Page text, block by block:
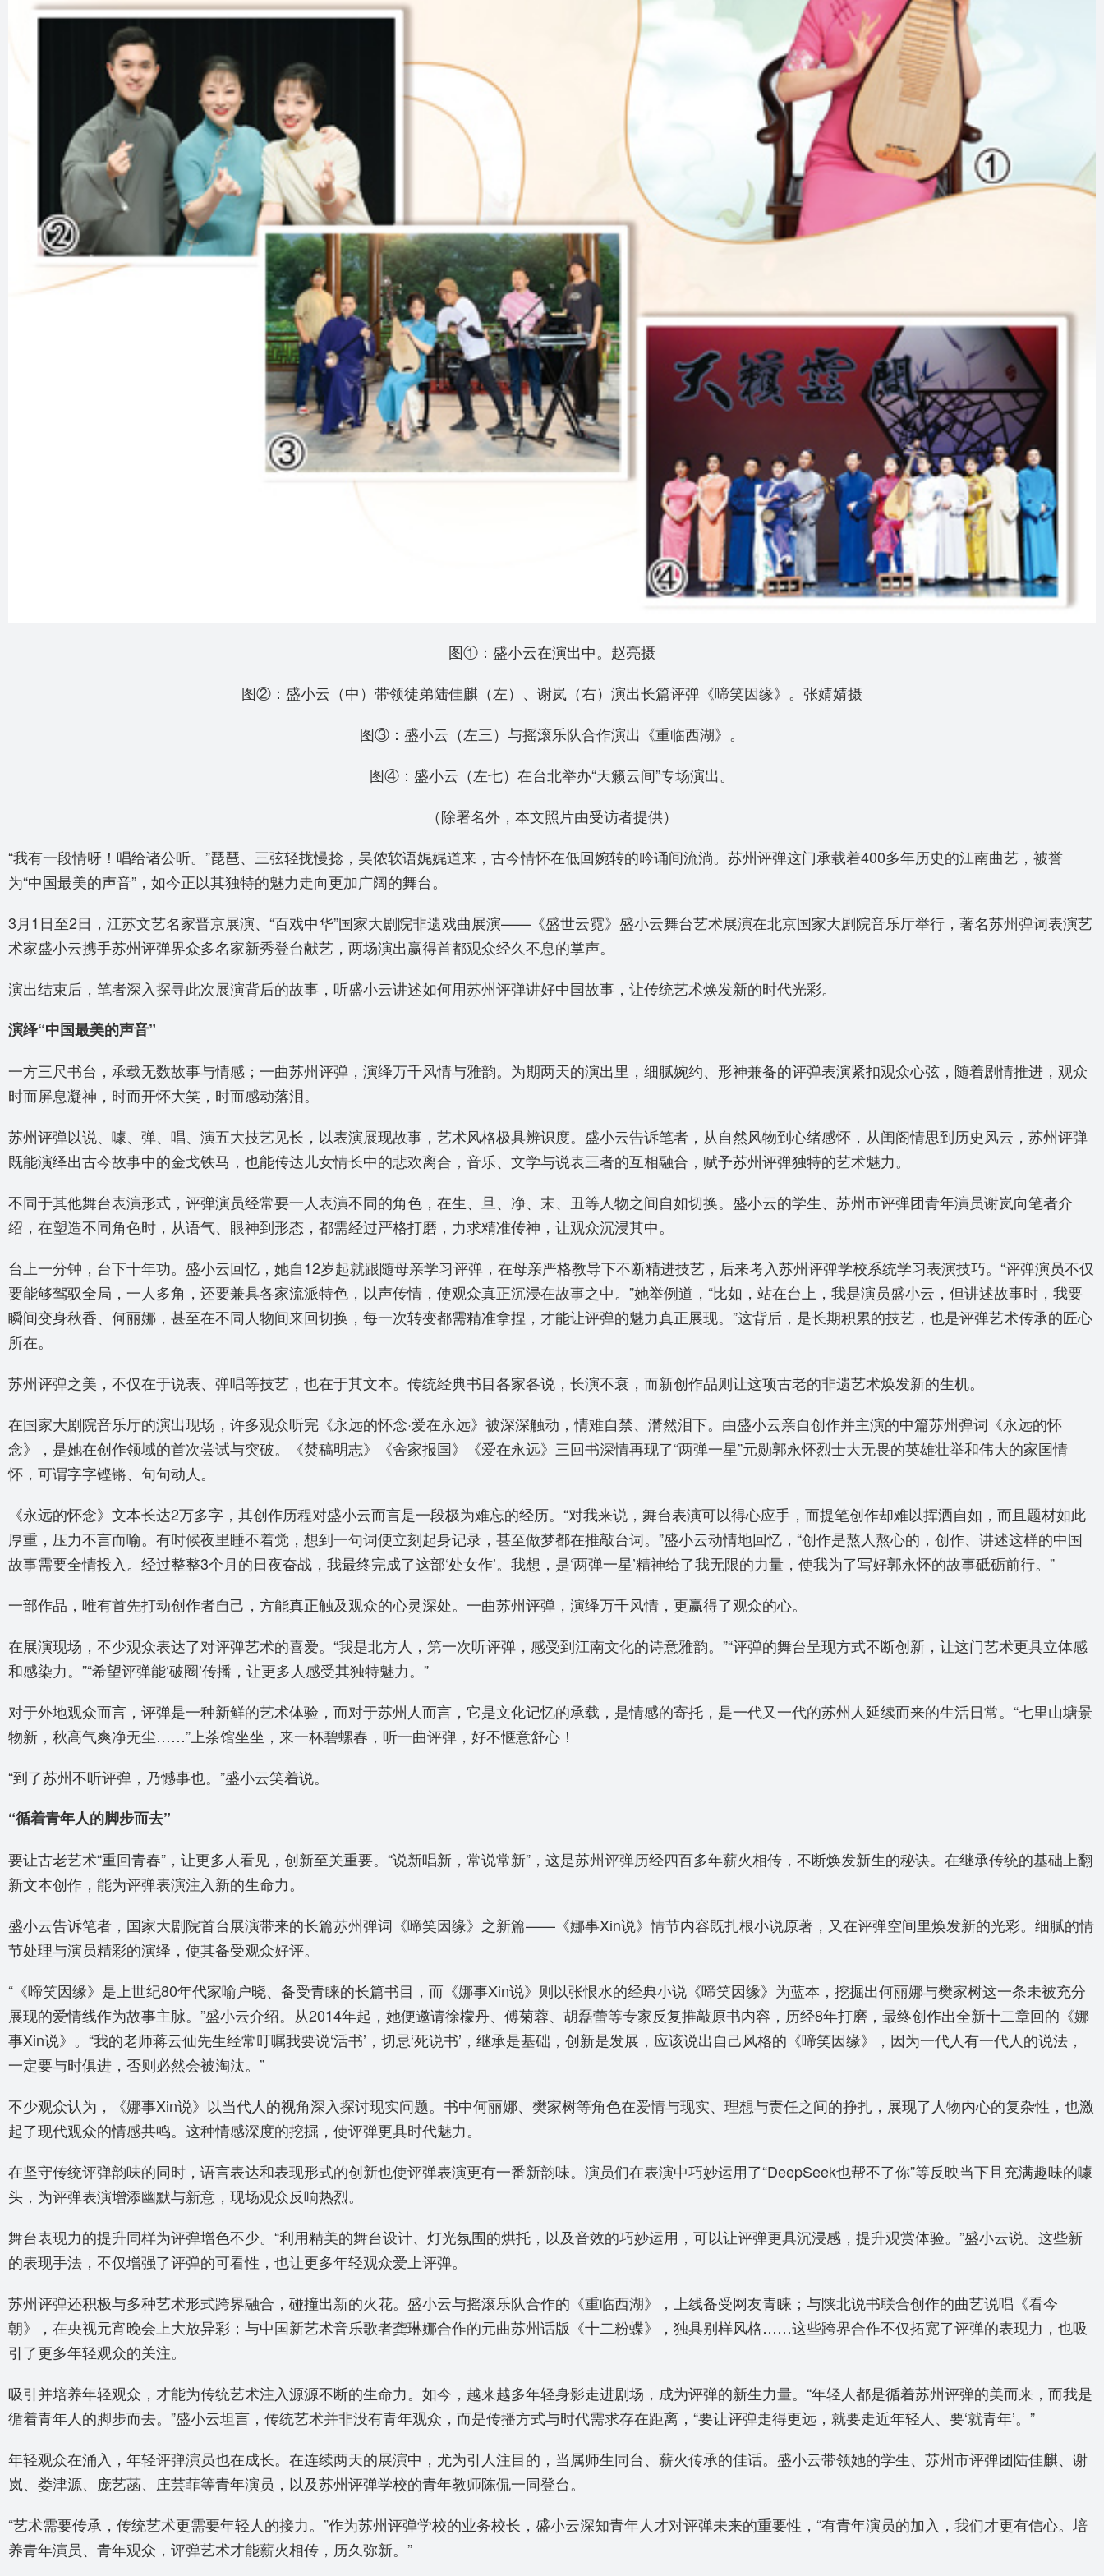
图①：盛小云在演出中。赵亮摄
图②：盛小云（中）带领徒弟陆佳麒（左）、谢岚（右）演出长篇评弹《啼笑因缘》。张婧婧摄
图③：盛小云（左三）与摇滚乐队合作演出《重临西湖》。
图④：盛小云（左七）在台北举办“天籁云间”专场演出。
（除署名外，本文照片由受访者提供）
“我有一段情呀！唱给诸公听。”琵琶、三弦轻拢慢捻，吴侬软语娓娓道来，古今情怀在低回婉转的吟诵间流淌。苏州评弹这门承载着400多年历史的江南曲艺，被誉
为“中国最美的声音”，如今正以其独特的魅力走向更加广阔的舞台。
3月1日至2日，江苏文艺名家晋京展演、“百戏中华”国家大剧院非遗戏曲展演——《盛世云霓》盛小云舞台艺术展演在北京国家大剧院音乐厅举行，著名苏州弹词表演艺
术家盛小云携手苏州评弹界众多名家新秀登台献艺，两场演出赢得首都观众经久不息的掌声。
演出结束后，笔者深入探寻此次展演背后的故事，听盛小云讲述如何用苏州评弹讲好中国故事，让传统艺术焕发新的时代光彩。
演绎“中国最美的声音”
一方三尺书台，承载无数故事与情感；一曲苏州评弹，演绎万千风情与雅韵。为期两天的演出里，细腻婉约、形神兼备的评弹表演紧扣观众心弦，随着剧情推进，观众
时而屏息凝神，时而开怀大笑，时而感动落泪。
苏州评弹以说、噱、弹、唱、演五大技艺见长，以表演展现故事，艺术风格极具辨识度。盛小云告诉笔者，从自然风物到心绪感怀，从闺阁情思到历史风云，苏州评弹
既能演绎出古今故事中的金戈铁马，也能传达儿女情长中的悲欢离合，音乐、文学与说表三者的互相融合，赋予苏州评弹独特的艺术魅力。
不同于其他舞台表演形式，评弹演员经常要一人表演不同的角色，在生、旦、净、末、丑等人物之间自如切换。盛小云的学生、苏州市评弹团青年演员谢岚向笔者介
绍，在塑造不同角色时，从语气、眼神到形态，都需经过严格打磨，力求精准传神，让观众沉浸其中。
台上一分钟，台下十年功。盛小云回忆，她自12岁起就跟随母亲学习评弹，在母亲严格教导下不断精进技艺，后来考入苏州评弹学校系统学习表演技巧。“评弹演员不仅
要能够驾驭全局，一人多角，还要兼具各家流派特色，以声传情，使观众真正沉浸在故事之中。”她举例道，“比如，站在台上，我是演员盛小云，但讲述故事时，我要
瞬间变身秋香、何丽娜，甚至在不同人物间来回切换，每一次转变都需精准拿捏，才能让评弹的魅力真正展现。”这背后，是长期积累的技艺，也是评弹艺术传承的匠心
所在。
苏州评弹之美，不仅在于说表、弹唱等技艺，也在于其文本。传统经典书目各家各说，长演不衰，而新创作品则让这项古老的非遗艺术焕发新的生机。
在国家大剧院音乐厅的演出现场，许多观众听完《永远的怀念·爱在永远》被深深触动，情难自禁、潸然泪下。由盛小云亲自创作并主演的中篇苏州弹词《永远的怀
念》，是她在创作领域的首次尝试与突破。《焚稿明志》《舍家报国》《爱在永远》三回书深情再现了“两弹一星”元勋郭永怀烈士大无畏的英雄壮举和伟大的家国情
怀，可谓字字铿锵、句句动人。
《永远的怀念》文本长达2万多字，其创作历程对盛小云而言是一段极为难忘的经历。“对我来说，舞台表演可以得心应手，而提笔创作却难以挥洒自如，而且题材如此
厚重，压力不言而喻。有时候夜里睡不着觉，想到一句词便立刻起身记录，甚至做梦都在推敲台词。”盛小云动情地回忆，“创作是熬人熬心的，创作、讲述这样的中国
故事需要全情投入。经过整整3个月的日夜奋战，我最终完成了这部‘处女作’。我想，是‘两弹一星’精神给了我无限的力量，使我为了写好郭永怀的故事砥砺前行。”
一部作品，唯有首先打动创作者自己，方能真正触及观众的心灵深处。一曲苏州评弹，演绎万千风情，更赢得了观众的心。
在展演现场，不少观众表达了对评弹艺术的喜爱。“我是北方人，第一次听评弹，感受到江南文化的诗意雅韵。”“评弹的舞台呈现方式不断创新，让这门艺术更具立体感
和感染力。”“希望评弹能‘破圈’传播，让更多人感受其独特魅力。”
对于外地观众而言，评弹是一种新鲜的艺术体验，而对于苏州人而言，它是文化记忆的承载，是情感的寄托，是一代又一代的苏州人延续而来的生活日常。“七里山塘景
物新，秋高气爽净无尘……”上茶馆坐坐，来一杯碧螺春，听一曲评弹，好不惬意舒心！
“到了苏州不听评弹，乃憾事也。”盛小云笑着说。
“循着青年人的脚步而去”
要让古老艺术“重回青春”，让更多人看见，创新至关重要。“说新唱新，常说常新”，这是苏州评弹历经四百多年薪火相传，不断焕发新生的秘诀。在继承传统的基础上翻
新文本创作，能为评弹表演注入新的生命力。
盛小云告诉笔者，国家大剧院首台展演带来的长篇苏州弹词《啼笑因缘》之新篇——《娜事Xin说》情节内容既扎根小说原著，又在评弹空间里焕发新的光彩。细腻的情
节处理与演员精彩的演绎，使其备受观众好评。
“《啼笑因缘》是上世纪80年代家喻户晓、备受青睐的长篇书目，而《娜事Xin说》则以张恨水的经典小说《啼笑因缘》为蓝本，挖掘出何丽娜与樊家树这一条未被充分
展现的爱情线作为故事主脉。”盛小云介绍。从2014年起，她便邀请徐檬丹、傅菊蓉、胡磊蕾等专家反复推敲原书内容，历经8年打磨，最终创作出全新十二章回的《娜
事Xin说》。“我的老师蒋云仙先生经常叮嘱我要说‘活书’，切忌‘死说书’，继承是基础，创新是发展，应该说出自己风格的《啼笑因缘》，因为一代人有一代人的说法，
一定要与时俱进，否则必然会被淘汰。”
不少观众认为，《娜事Xin说》以当代人的视角深入探讨现实问题。书中何丽娜、樊家树等角色在爱情与现实、理想与责任之间的挣扎，展现了人物内心的复杂性，也激
起了现代观众的情感共鸣。这种情感深度的挖掘，使评弹更具时代魅力。
在坚守传统评弹韵味的同时，语言表达和表现形式的创新也使评弹表演更有一番新韵味。演员们在表演中巧妙运用了“DeepSeek也帮不了你”等反映当下且充满趣味的噱
头，为评弹表演增添幽默与新意，现场观众反响热烈。
舞台表现力的提升同样为评弹增色不少。“利用精美的舞台设计、灯光氛围的烘托，以及音效的巧妙运用，可以让评弹更具沉浸感，提升观赏体验。”盛小云说。这些新
的表现手法，不仅增强了评弹的可看性，也让更多年轻观众爱上评弹。
苏州评弹还积极与多种艺术形式跨界融合，碰撞出新的火花。盛小云与摇滚乐队合作的《重临西湖》，上线备受网友青睐；与陕北说书联合创作的曲艺说唱《看今
朝》，在央视元宵晚会上大放异彩；与中国新艺术音乐歌者龚琳娜合作的元曲苏州话版《十二粉蝶》，独具别样风格……这些跨界合作不仅拓宽了评弹的表现力，也吸
引了更多年轻观众的关注。
吸引并培养年轻观众，才能为传统艺术注入源源不断的生命力。如今，越来越多年轻身影走进剧场，成为评弹的新生力量。“年轻人都是循着苏州评弹的美而来，而我是
循着青年人的脚步而去。”盛小云坦言，传统艺术并非没有青年观众，而是传播方式与时代需求存在距离，“要让评弹走得更远，就要走近年轻人、要‘就青年’。”
年轻观众在涌入，年轻评弹演员也在成长。在连续两天的展演中，尤为引人注目的，当属师生同台、薪火传承的佳话。盛小云带领她的学生、苏州市评弹团陆佳麒、谢
岚、娄津源、庞艺菡、庄芸菲等青年演员，以及苏州评弹学校的青年教师陈侃一同登台。
“艺术需要传承，传统艺术更需要年轻人的接力。”作为苏州评弹学校的业务校长，盛小云深知青年人才对评弹未来的重要性，“有青年演员的加入，我们才更有信心。培
养青年演员、青年观众，评弹艺术才能薪火相传，历久弥新。”